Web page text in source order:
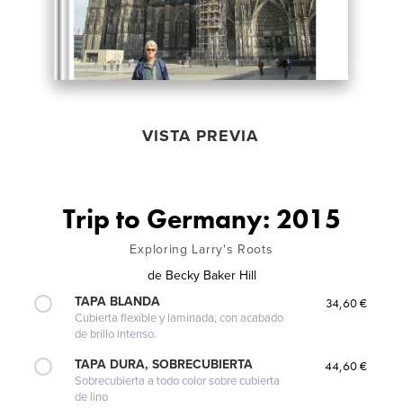
VISTA PREVIA
Trip to Germany: 2015
Exploring Larry's Roots
de Becky Baker Hill
TAPA BLANDA
Cubierta flexible y laminada, con acabado
de brillo intenso.
34,60 €
TAPA DURA, SOBRECUBIERTA
Sobrecubierta a todo color sobre cubierta
de lino
44,60 €